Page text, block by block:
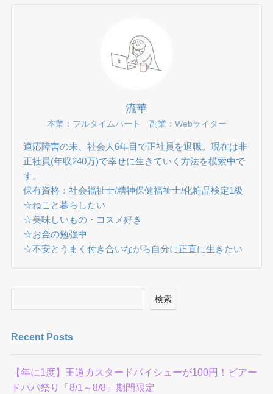
流華
本業：フルタイムパート 副業：Webライター
適応障害の末、社会人6年目で正社員を退職。現在は非
正社員(年収240万)で幸せに生きていく方法を模索中で
す。
保有資格：社会福祉士/精神保健福祉士/化粧品検定1級
☆ねこと暮らしたい
☆美味しいもの・コスメ好き
☆お金の勉強中
☆不安とうまく付き合いながら自分に正直に生きたい
検索
Recent Posts
【年に1度】王道カスタードパイシューが100円！ビアー
ドパパ祭り「8/1～8/8」期間限定